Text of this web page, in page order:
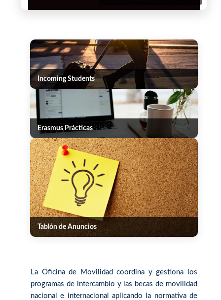
Incoming Students
Erasmus Prácticas
Tablón de Anuncios
La Oficina de Movilidad coordina y gestiona los
programas de intercambio y las becas de movilidad
nacional e internacional aplicando la normativa de